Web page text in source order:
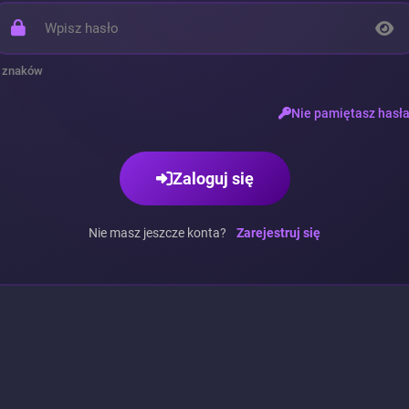
znaków
Nie pamiętasz
Zaloguj się
Nie masz jeszcze konta? Zarejestruj się